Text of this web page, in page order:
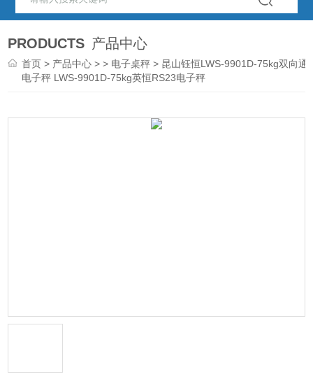
PRODUCTS 产品中心
首页 > 产品中心 > > 电子桌秤 > 昆山钰恒LWS-9901D-75kg双向通
电子秤 LWS-9901D-75kg英恒RS23电子秤